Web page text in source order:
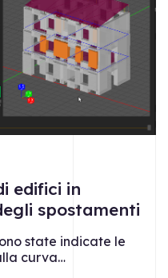
edifici in
spostamenti
state indicate le
curva…